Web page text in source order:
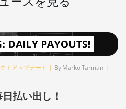
トアップデート | By Marko Tarman |
払い出し！